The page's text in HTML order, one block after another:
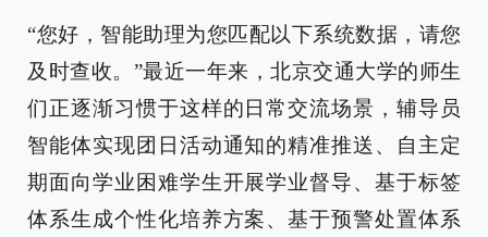
“您好，智能助理为您匹配以下系统数据，请您
及时查收。”最近一年来，北京交通大学的师生
们正逐渐习惯于这样的日常交流场景，辅导员
智能体实现团日活动通知的精准推送、自主定
期面向学业困难学生开展学业督导、基于标签
体系生成个性化培养方案、基于预警处置体系